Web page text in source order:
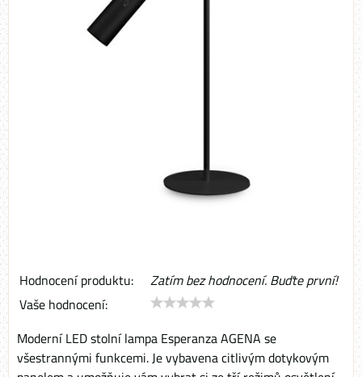
Hodnocení produktu:
Zatím bez hodnocení. Buďte první!
Vaše hodnocení:
Moderní LED stolní lampa Esperanza AGENA se
všestrannými funkcemi. Je vybavena citlivým dotykovým